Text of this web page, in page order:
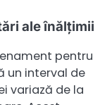
ale înălțimii
pentru
un interval de
variază de la